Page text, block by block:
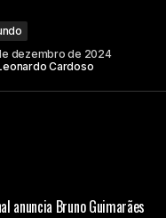
dezembro de 2024
Cardoso
anuncia Bruno Guimarães